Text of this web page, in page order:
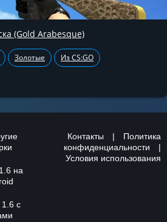
(Gold Arabesque)
Золотые Из CS:GO
на
1.6 с
Контакты |
Политика
конфиденциальности
|
Условия использования